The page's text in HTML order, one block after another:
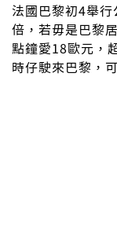
法國巴黎初4舉
倍，若毋是巴黎
點鐘愛18歐元，
時仔駛來巴黎，